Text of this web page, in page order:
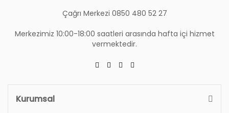
Çağrı Merkezi 0850 480 52 27
Merkezimiz 10:00-18:00 saatleri arasında hafta içi hizmet
vermektedir.
Kurumsal